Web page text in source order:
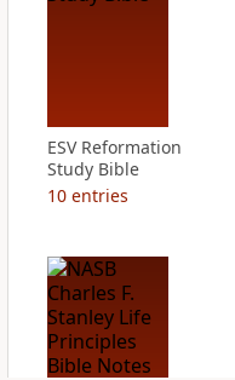
ESV Reformation
Study Bible
10 entries